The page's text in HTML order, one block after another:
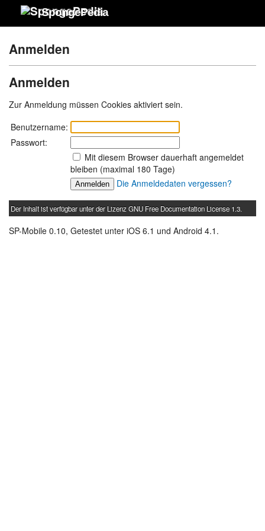
SpongePedia
Anmelden
Anmelden
Zur Anmeldung müssen Cookies aktiviert sein.
Benutzername:
Passwort:
Mit diesem Browser dauerhaft angemeldet
bleiben (maximal 180 Tage)
Die Anmeldedaten vergessen?
Der Inhalt ist verfügbar unter der LizenzGNU Free Documentation License 1.3
SP-Mobile 0.10, Getestet unter iOS 6.1 und Android 4.1.